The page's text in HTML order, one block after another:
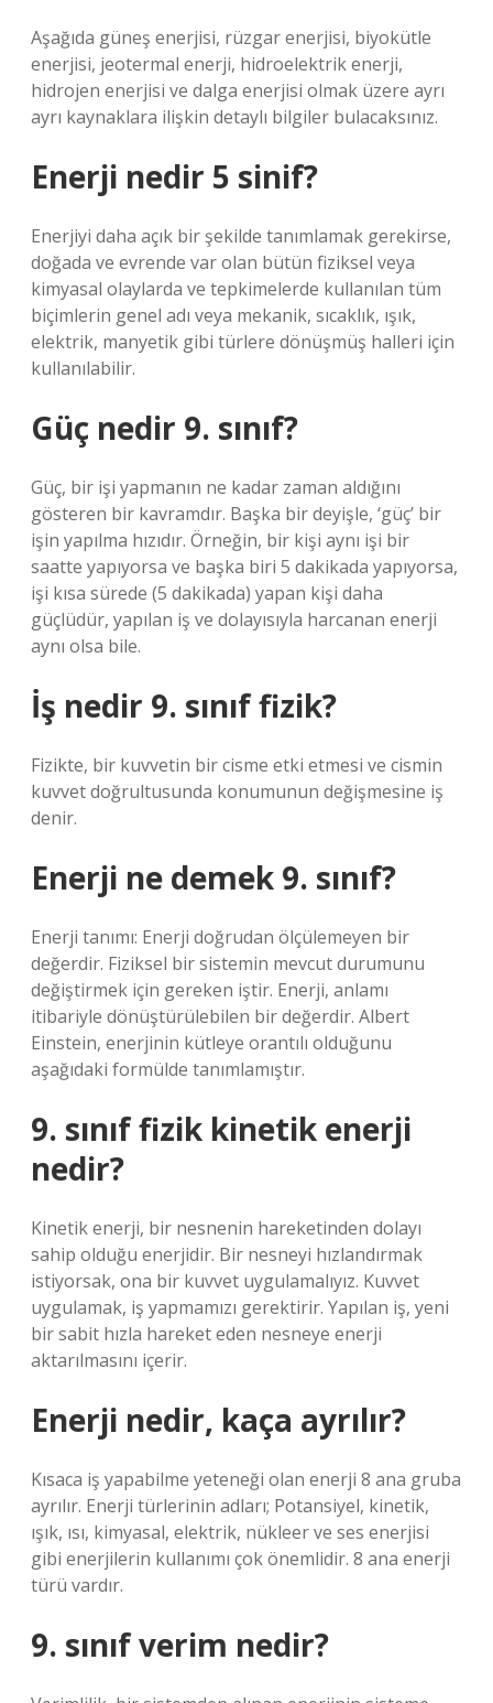
Aşağıda güneş enerjisi, rüzgar enerjisi, biyokütle
enerjisi, jeotermal enerji, hidroelektrik enerji,
hidrojen enerjisi ve dalga enerjisi olmak üzere ayrı
ayrı kaynaklara ilişkin detaylı bilgiler bulacaksınız.
Enerji nedir 5 sinif?
Enerjiyi daha açık bir şekilde tanımlamak gerekirse,
doğada ve evrende var olan bütün fiziksel veya
kimyasal olaylarda ve tepkimelerde kullanılan tüm
biçimlerin genel adı veya mekanik, sıcaklık, ışık,
elektrik, manyetik gibi türlere dönüşmüş halleri için
kullanılabilir.
Güç nedir 9. sınıf?
Güç, bir işi yapmanın ne kadar zaman aldığını
gösteren bir kavramdır. Başka bir deyişle, ‘güç’ bir
işin yapılma hızıdır. Örneğin, bir kişi aynı işi bir
saatte yapıyorsa ve başka biri 5 dakikada yapıyorsa,
işi kısa sürede (5 dakikada) yapan kişi daha
güçlüdür, yapılan iş ve dolayısıyla harcanan enerji
aynı olsa bile.
İş nedir 9. sınıf fizik?
Fizikte, bir kuvvetin bir cisme etki etmesi ve cismin
kuvvet doğrultusunda konumunun değişmesine iş
denir.
Enerji ne demek 9. sınıf?
Enerji tanımı: Enerji doğrudan ölçülemeyen bir
değerdir. Fiziksel bir sistemin mevcut durumunu
değiştirmek için gereken iştir. Enerji, anlamı
itibariyle dönüştürülebilen bir değerdir. Albert
Einstein, enerjinin kütleye orantılı olduğunu
aşağıdaki formülde tanımlamıştır.
9. sınıf fizik kinetik enerji
nedir?
Kinetik enerji, bir nesnenin hareketinden dolayı
sahip olduğu enerjidir. Bir nesneyi hızlandırmak
istiyorsak, ona bir kuvvet uygulamalıyız. Kuvvet
uygulamak, iş yapmamızı gerektirir. Yapılan iş, yeni
bir sabit hızla hareket eden nesneye enerji
aktarılmasını içerir.
Enerji nedir, kaça ayrılır?
Kısaca iş yapabilme yeteneği olan enerji 8 ana gruba
ayrılır. Enerji türlerinin adları; Potansiyel, kinetik,
ışık, ısı, kimyasal, elektrik, nükleer ve ses enerjisi
gibi enerjilerin kullanımı çok önemlidir. 8 ana enerji
türü vardır.
9. sınıf verim nedir?